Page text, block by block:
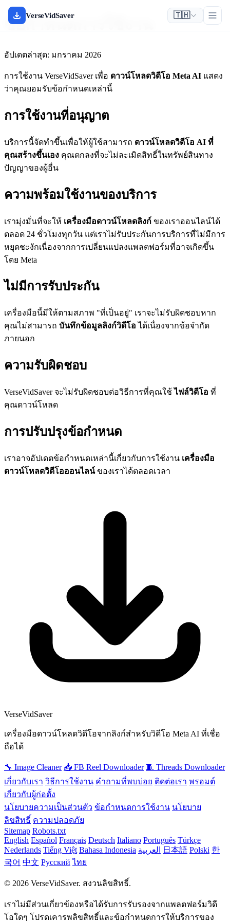
VerseVidSaver 🇹🇭
ข้อกำหนดการใช้งาน
อัปเดตล่าสุด: มกราคม 2026
การใช้งาน VerseVidSaver เพื่อ ดาวน์โหลดวิดีโอ Meta AI แสดง
ว่าคุณยอมรับข้อกำหนดเหล่านี้
การใช้งานที่อนุญาต
บริการนี้จัดทำขึ้นเพื่อให้ผู้ใช้สามารถ ดาวน์โหลดวิดีโอ AI ที่
คุณสร้างขึ้นเอง คุณตกลงที่จะไม่ละเมิดสิทธิ์ในทรัพย์สินทาง
ปัญญาของผู้อื่น
ความพร้อมใช้งานของบริการ
เรามุ่งมั่นที่จะให้ เครื่องมือดาวน์โหลดลิงก์ ของเราออนไลน์ได้
ตลอด 24 ชั่วโมงทุกวัน แต่เราไม่รับประกันการบริการที่ไม่มีการ
หยุดชะงักเนื่องจากการเปลี่ยนแปลงแพลตฟอร์มที่อาจเกิดขึ้น
โดย Meta
ไม่มีการรับประกัน
เครื่องมือนี้มีให้ตามสภาพ "ที่เป็นอยู่" เราจะไม่รับผิดชอบหาก
คุณไม่สามารถ บันทึกข้อมูลลิงก์วิดีโอ ได้เนื่องจากข้อจำกัด
ภายนอก
ความรับผิดชอบ
VerseVidSaver จะไม่รับผิดชอบต่อวิธีการที่คุณใช้ไฟล์วิดีโอ ที่
คุณดาวน์โหลด
การปรับปรุงข้อกำหนด
เราอาจอัปเดตข้อกำหนดเหล่านี้เกี่ยวกับการใช้งาน เครื่องมือ
ดาวน์โหลดวิดีโอออนไลน์ของเราได้ตลอดเวลา
VerseVidSaver
เครื่องมือดาวน์โหลดวิดีโอจากลิงก์สำหรับวิดีโอ Meta AI ที่เชื่อ
ถือได้
🔧 Image Cleaner 📥 FB Reel Downloader 🧵 Threads Downloader
เกี่ยวกับเรา วิธีการใช้งาน คำถามที่พบบ่อย ติดต่อเรา พรอมต์
เกี่ยวกับผู้ก่อตั้ง
นโยบายความเป็นส่วนตัว ข้อกำหนดการใช้งาน นโยบาย
ลิขสิทธิ์ ความปลอดภัย
Sitemap Robots.txt
English Español Français Deutsch Italiano Português Türkçe
Nederlands Tiếng Việt Bahasa Indonesia العربية 日本語 Polski 한
국어 中文 Русский ไทย
© 2026 VerseVidSaver. สงวนลิขสิทธิ์.
เราไม่มีส่วนเกี่ยวข้องหรือได้รับการรับรองจากแพลตฟอร์มวิดี
โอใดๆ โปรดเคารพลิขสิทธิ์และข้อกำหนดการให้บริการของ